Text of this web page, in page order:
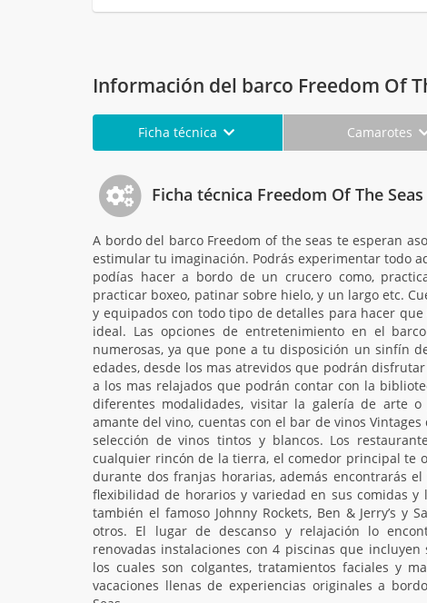
Información del barco Freedom Of
Ficha técnica Camarotes
Ficha técnica Freedom Of The Seas
A bordo del barco Freedom of the seas te esperan
estimular tu imaginación. Podrás experimentar todo
podías hacer a bordo de un crucero como,
practicar boxeo, patinar sobre hielo, y un largo etc.
y equipados con todo tipo de detalles para hacer
ideal. Las opciones de entretenimiento en el
numerosas, ya que pone a tu disposición un sinfín
edades, desde los mas atrevidos que podrán
a los mas relajados que podrán contar con la
diferentes modalidades, visitar la galería de arte
amante del vino, cuentas con el bar de vinos
selección de vinos tintos y blancos. Los
cualquier rincón de la tierra, el comedor principal te
durante dos franjas horarias, además encontrarás
flexibilidad de horarios y variedad en sus comidas y
también el famoso Johnny Rockets, Ben & Jerry’s y
otros. El lugar de descanso y relajación lo
renovadas instalaciones con 4 piscinas que incluyen
los cuales son colgantes, tratamientos faciales y
vacaciones llenas de experiencias originales a